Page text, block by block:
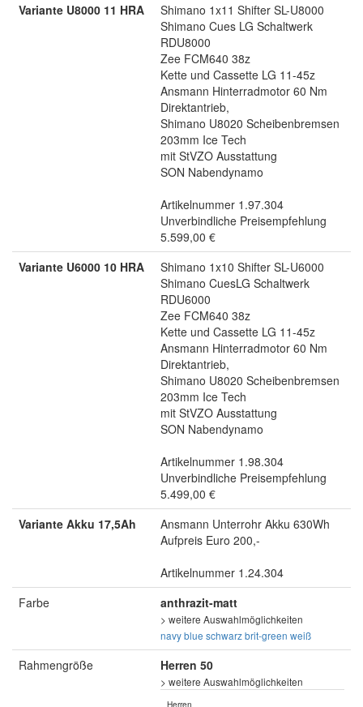
Variante U8000 11 HRA
Shimano 1x11 Shifter SL-U8000
Shimano Cues LG Schaltwerk
RDU8000
Zee FCM640 38z
Kette und Cassette LG 11-45z
Ansmann Hinterradmotor 60 Nm
Direktantrieb,
Shimano U8020 Scheibenbremsen
203mm Ice Tech
mit StVZO Ausstattung
SON Nabendynamo
Artikelnummer 1.97.304
Unverbindliche Preisempfehlung
5.599,00 €
Variante U6000 10 HRA
Shimano 1x10 Shifter SL-U6000
Shimano CuesLG Schaltwerk
RDU6000
Zee FCM640 38z
Kette und Cassette LG 11-45z
Ansmann Hinterradmotor 60 Nm
Direktantrieb,
Shimano U8020 Scheibenbremsen
203mm Ice Tech
mit StVZO Ausstattung
SON Nabendynamo
Artikelnummer 1.98.304
Unverbindliche Preisempfehlung
5.499,00 €
Variante Akku 17,5Ah
Ansmann Unterrohr Akku 630Wh
Aufpreis Euro 200,-
Artikelnummer 1.24.304
Farbe
anthrazit-matt
> weitere Auswahlmöglichkeiten
navy blue schwarzbrit-green weiß
Rahmengröße Herren 50
> weitere Auswahlmöglichkeiten
Herren